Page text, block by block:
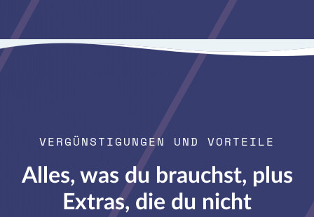
VERGÜNSTIGUNGEN UND VORTEILE
Alles, was du brauchst, plus
Extras, die du nicht